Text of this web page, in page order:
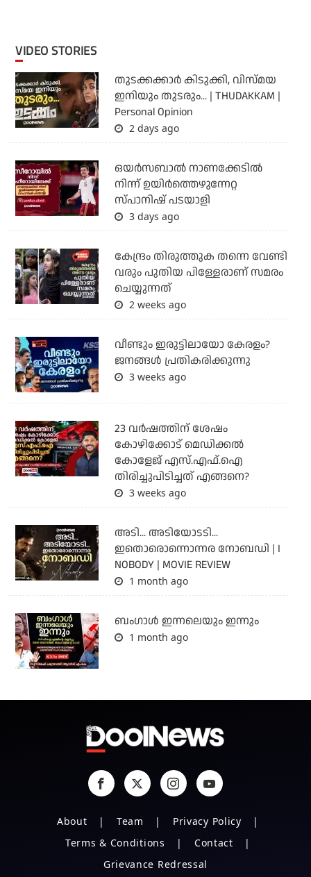
VIDEO STORIES
തുടക്കക്കാര്‍ കിടുക്കി, വിസ്മയ
ഇനിയും തുടരും... | THUDAKKAM |
Personal Opinion
2 days ago
ഒയര്‍സബാൽ നാണക്കേടിൽ
നിന്ന് ഉയിർത്തെഴുന്നേറ്റ
സ്പാനിഷ് പടയാളി
3 days ago
കേന്ദ്രം തിരുത്തുക തന്നെ വേണ്ടി
വരും പുതിയ പിള്ളേരാണ് സമരം
ചെയ്യുന്നത്
2 weeks ago
വീണ്ടും ഇരുട്ടിലായോ കേരളം?
ജനങ്ങൾ പ്രതികരിക്കുന്നു
3 weeks ago
23 വർഷത്തിന് ശേഷം
കോഴിക്കോട് മെഡിക്കൽ
കോളേജ് എസ്.എഫ്.ഐ
തിരിച്ചുപിടിച്ചത് എങ്ങനെ?
3 weeks ago
അടി... അടിയോടടി...
ഇതൊരൊന്നൊന്നര നോബഡി | I
NOBODY | MOVIE REVIEW
1 month ago
ബംഗാള്‍ ഇന്നലെയും ഇന്നും
1 month ago
About Team
Privacy Policy
Terms & Conditions
Contact
Grievance Redressal